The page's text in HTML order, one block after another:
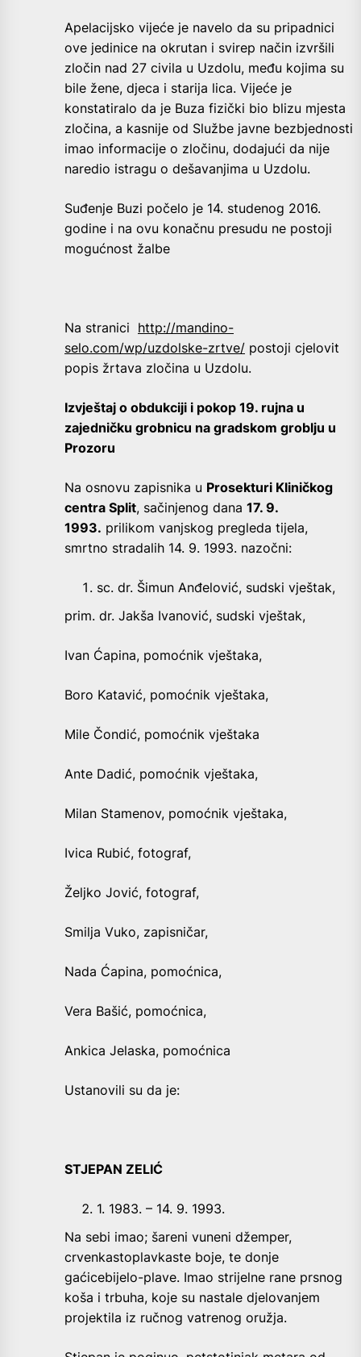
Apelacijsko vijeće je navelo da su pripadnici
ove jedinice na okrutan i svirep način izvršili
zločin nad 27 civila u Uzdolu, među kojima su
bile žene, djeca i starija lica. Vijeće je
konstatiralo da je Buza fizički bio blizu mjesta
zločina, a kasnije od Službe javne bezbjednosti
imao informacije o zločinu, dodajući da nije
naredio istragu o dešavanjima u Uzdolu.
Suđenje Buzi počelo je 14. studenog 2016.
godine i na ovu konačnu presudu ne postoji
mogućnost žalbe
Na stranici http://mandino-
selo.com/wp/uzdolske-zrtve/ postoji cjelovit
popis žrtava zločina u Uzdolu.
Izvještaj o obdukciji i pokop 19. rujna u
zajedničku grobnicu na gradskom groblju u
Prozoru
Na osnovu zapisnika u Prosekturi Kliničkog
centra Split, sačinjenog dana 17. 9.
1993. prilikom vanjskog pregleda tijela,
smrtno stradalih 14. 9. 1993. nazočni:
sc. dr. Šimun Anđelović, sudski vještak,
prim. dr. Jakša Ivanović, sudski vještak,
Ivan Ćapina, pomoćnik vještaka,
Boro Katavić, pomoćnik vještaka,
Mile Čondić, pomoćnik vještaka
Ante Dadić, pomoćnik vještaka,
Milan Stamenov, pomoćnik vještaka,
Ivica Rubić, fotograf,
Željko Jović, fotograf,
Smilja Vuko, zapisničar,
Nada Ćapina, pomoćnica,
Vera Bašić, pomoćnica,
Ankica Jelaska, pomoćnica
Ustanovili su da je:
STJEPAN ZELIĆ
1. 1983. – 14. 9. 1993.
Na sebi imao; šareni vuneni džemper,
crvenkastoplavkaste boje, te donje
gaćicebijelo-plave. Imao strijelne rane prsnog
koša i trbuha, koje su nastale djelovanjem
projektila iz ručnog vatrenog oružja.